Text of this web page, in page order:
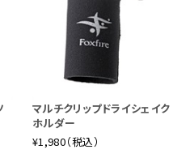
マルチクリップドライシェイク
ホルダー
¥1,980（税込）